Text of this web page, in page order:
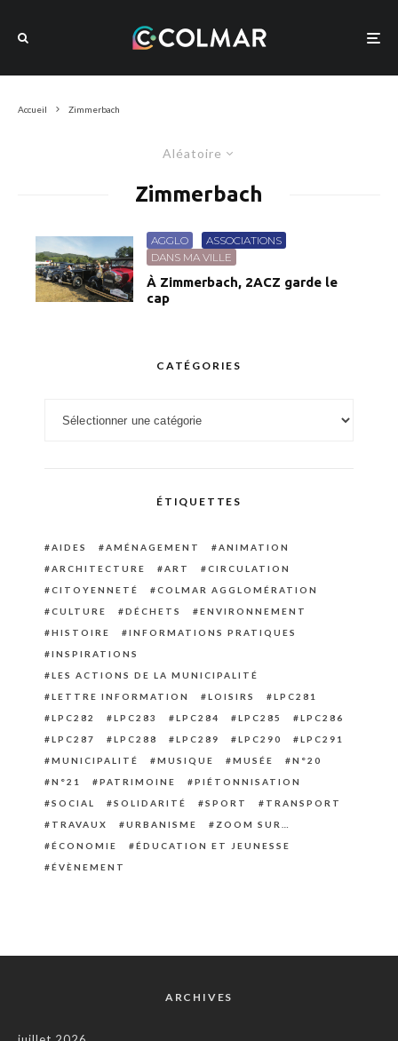
Accueil Zimmerbach
Aléatoire
Zimmerbach
AGGLO
ASSOCIATIONS
DANS MA VILLE
À Zimmerbach, 2ACZ garde le
cap
CATÉGORIES
ÉTIQUETTES
AIDES AMÉNAGEMENT
ANIMATION
ARCHITECTURE
ART
CIRCULATION
CITOYENNETÉ
COLMAR AGGLOMÉRATION
CULTURE
DÉCHETS
ENVIRONNEMENT
HISTOIRE
INFORMATIONS PRATIQUES
INSPIRATIONS
LES ACTIONS DE LA MUNICIPALITÉ
LETTRE INFORMATION
LOISIRS
LPC281
LPC282
LPC283 LPC284 LPC285
LPC286
LPC287
LPC288 LPC289 LPC290
LPC291
MUNICIPALITÉ
MUSIQUE MUSÉE
N°20
N°21
PATRIMOINE
PIÉTONNISATION
SOCIAL
SOLIDARITÉ SPORT
TRANSPORT
TRAVAUX
URBANISME
ZOOM SUR…
ÉCONOMIE
ÉDUCATION ET JEUNESSE
ÉVÈNEMENT
ARCHIVES